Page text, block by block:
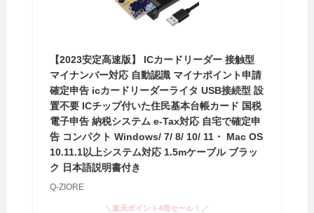
【2023安定高速版】 ICカードリーダー 接触型
マイナンバー対応 自動認識 マイナポイント申請
確定申告 icカードリーダーライタ USB接続型 設
置不要 ICチップ付いた住民基本台帳カード 国税
電子申告 納税システム e-Tax対応 自宅で確定申
告 コンパクト Windows/ 7/ 8/ 10/ 11・ Mac OS
10.11.1以上システム対応 1.5mケーブル ブラッ
ク 日本語説明書付き
Q-ZIORE
＼楽天ポイント4倍セール！／